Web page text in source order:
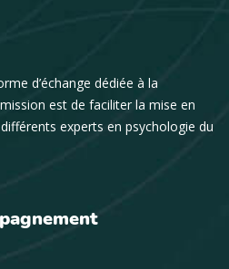
d’échange dédiée à la
est de faciliter la mise en
experts en psychologie du